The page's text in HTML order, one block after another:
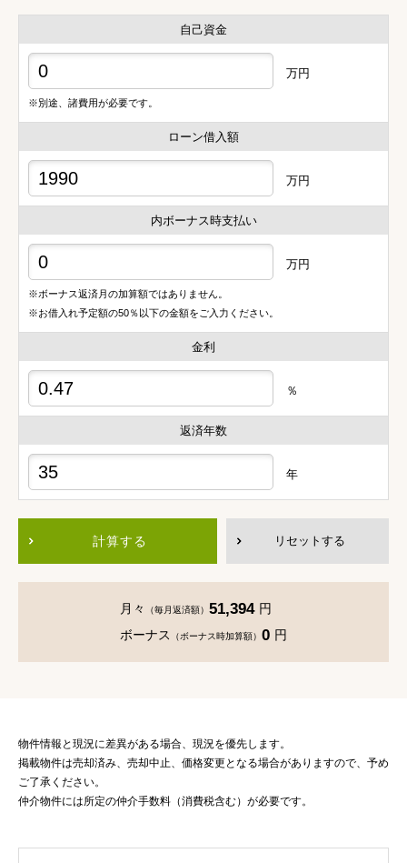
自己資金
万円
※別途、諸費用が必要です。
ローン借入額
万円
内ボーナス時支払い
万円
※ボーナス返済月の加算額ではありません。
※お借入れ予定額の50％以下の金額をご入力ください。
金利
％
返済年数
年
計算する リセットする
月々 （毎月返済額） 51,394 円
ボーナス
（ボーナス時加算額） 0 円
物件情報と現況に差異がある場合、現況を優先します。
掲載物件は売却済み、売却中止、価格変更となる場合がありますので、予め
ご了承ください。
仲介物件には所定の仲介手数料（消費税含む）が必要です。